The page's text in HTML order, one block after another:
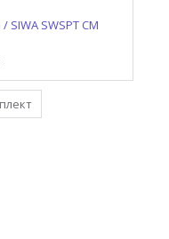
SIWA SWSPT CM
Эко / ERA-ECO
Эко / ERA-ECO